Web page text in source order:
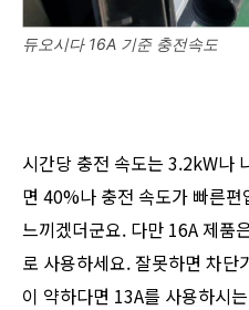
듀오시다 16A 기준 충전속도
시간당 충전 속도는 3.2kW나
면 40%나 충전 속도가 빠른
느끼겠더군요. 다만 16A 제품
로 사용하세요. 잘못하면 차단
이 약하다면 13A를 사용하시